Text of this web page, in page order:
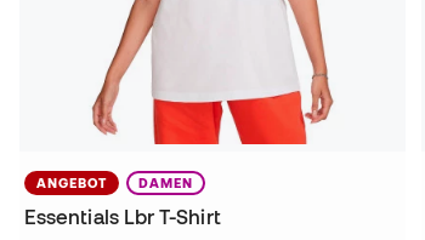
ANGEBOT DAMEN
Essentials Lbr T-Shirt